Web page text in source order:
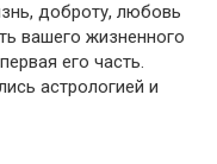
доброту, любовь
вашего жизненного
его часть.
астрологией и